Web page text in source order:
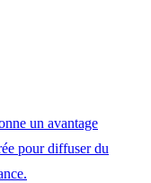
un avantage
pour diffuser du